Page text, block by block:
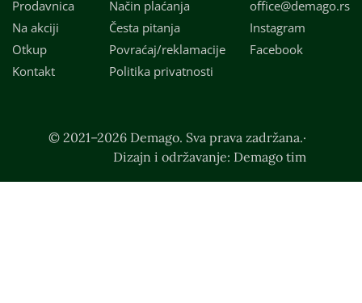
Prodavnica
Na akciji
Otkup
Kontakt
Način plaćanja
Česta pitanja
Povraćaj/reklamacije
Politika privatnosti
office@demago.rs
Instagram
Facebook
© 2021–2026 Demago. Sva prava zadržana.·
Dizajn i održavanje: Demago tim